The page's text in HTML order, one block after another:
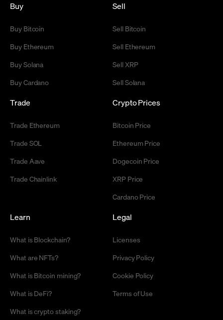
Buy
Buy Bitcoin
Buy Ethereum
Buy Solana
Buy Cardano
Sell
Sell Bitcoin
Sell Ethereum
Sell XRP
Sell Solana
Trade
Trade Ethereum
Trade SOL
Trade Aave
Trade Chainlink
Crypto Prices
Bitcoin Price
Ethereum Price
Dogecoin Price
XRP Price
Cardano Price
Learn
What is Blockchain?
What are NFTs?
What is Bitcoin mining?
What is DeFi?
What is crypto staking?
Legal
Licenses
Privacy Policy
Cookie Policy
Terms of Use